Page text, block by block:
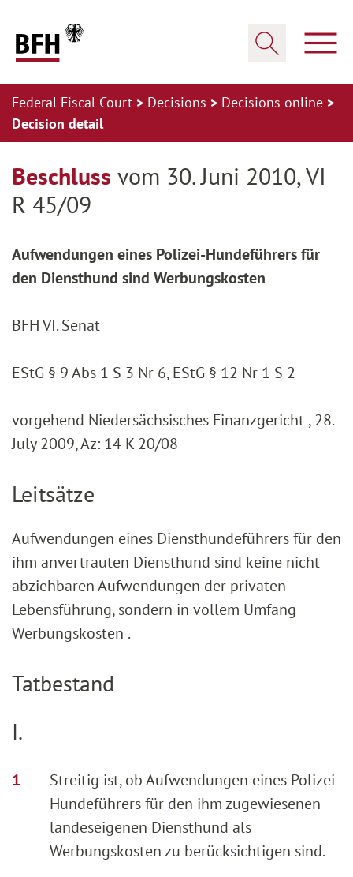
Federal Fiscal Court Decisions
Decisions online
Decision detail
Beschluss vom 30. Juni 2010, VI
R 45/09
Aufwendungen eines Polizei-Hundeführers für
den Diensthund sind Werbungskosten
BFH VI. Senat
EStG § 9 Abs 1 S 3 Nr 6, EStG § 12 Nr 1 S 2
vorgehend Niedersächsisches Finanzgericht , 28.
July 2009, Az: 14 K 20/08
Leitsätze
Aufwendungen eines Diensthundeführers für den
ihm anvertrauten Diensthund sind keine nicht
abziehbaren Aufwendungen der privaten
Lebensführung, sondern in vollem Umfang
Werbungskosten .
Tatbestand
I.
Streitig ist, ob Aufwendungen eines Polizei-
Hundeführers für den ihm zugewiesenen
landeseigenen Diensthund als
Werbungskosten zu berücksichtigen sind.